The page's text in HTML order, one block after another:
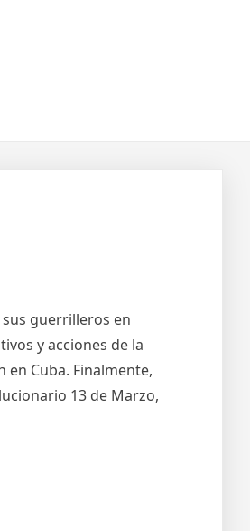
guerrilleros en
y acciones de la
Cuba. Finalmente,
13 de Marzo,